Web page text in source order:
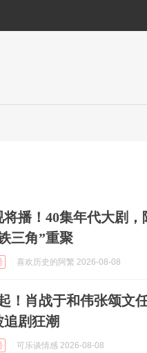
将播！40集年代大剧，
三角”重聚
喜欢历史的阿繁 2026-08-08
！肖战于和伟张颂文
追剧狂潮
可乐谈情感 2026-08-08